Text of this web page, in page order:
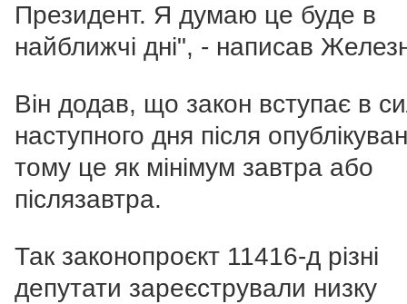
Президент. Я думаю це буде в
найближчі дні", - написав
Він додав, що закон вступає в
наступного дня після
тому це як мінімум завтра або
післязавтра.
Так законопроєкт 11416-д різні
депутати зареєстрували низку